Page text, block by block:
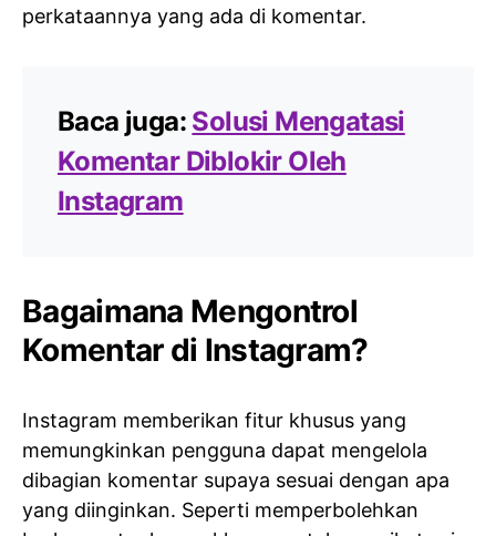
perkataannya yang ada di komentar.
Baca juga: Solusi Mengatasi
Komentar Diblokir Oleh
Instagram
Bagaimana Mengontrol
Komentar di Instagram?
Instagram memberikan fitur khusus yang
memungkinkan pengguna dapat mengelola
dibagian komentar supaya sesuai dengan apa
yang diinginkan. Seperti memperbolehkan